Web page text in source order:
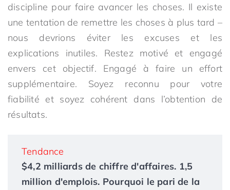
discipline pour faire avancer les choses. Il existe
une tentation de remettre les choses à plus tard –
nous devrions éviter les excuses et les
explications inutiles. Restez motivé et engagé
envers cet objectif. Engagé à faire un effort
supplémentaire. Soyez reconnu pour votre
fiabilité et soyez cohérent dans l’obtention de
résultats.
Tendance
$4,2 milliards de chiffre d'affaires. 1,5
million d'emplois. Pourquoi le pari de la